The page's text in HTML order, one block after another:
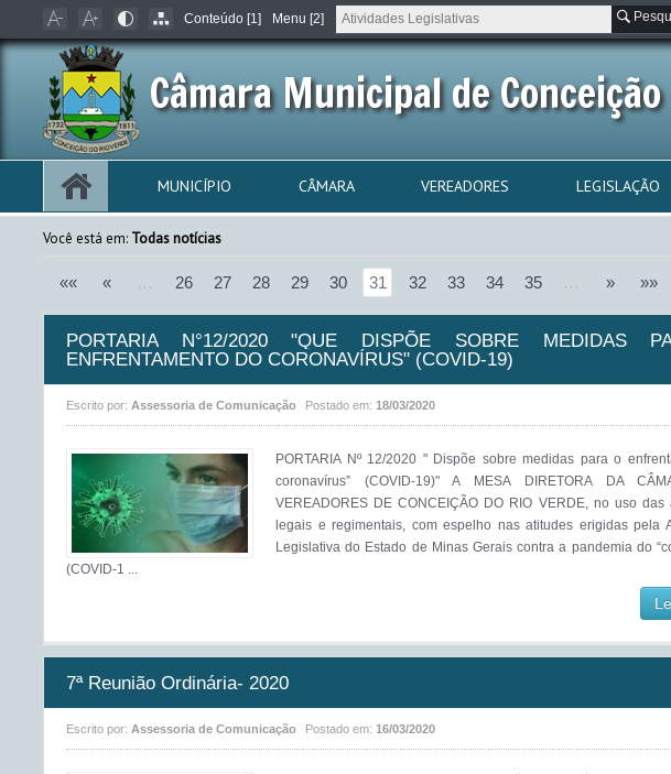
Conteúdo [1] Menu [2]
Câmara Municipal de
MUNICÍPIO CÂMARA VEREADORES LEGISLAÇÃO
Você está em: Todas notícias
«« « … 26 27 28 29 30 31 32 33 34 35 … » »»
PORTARIA N°12/2020 "QUE DISPÕE SOBRE MEDIDAS
ENFRENTAMENTO DO CORONAVÍRUS" (COVID-19)
Escrito por: Assessoria de Comunicação Postado em: 18/03/2020
PORTARIA Nº 12/2020 " Dispõe sobre medidas para o
coronavírus” (COVID-19)" A MESA DIRETORA DA
VEREADORES DE CONCEIÇÃO DO RIO VERDE, no uso das
legais e regimentais, com espelho nas atitudes erigidas pela
Legislativa do Estado de Minas Gerais contra a pandemia do
(COVID-1 ...
7ª Reunião Ordinária- 2020
Escrito por: Assessoria de Comunicação Postado em: 16/03/2020